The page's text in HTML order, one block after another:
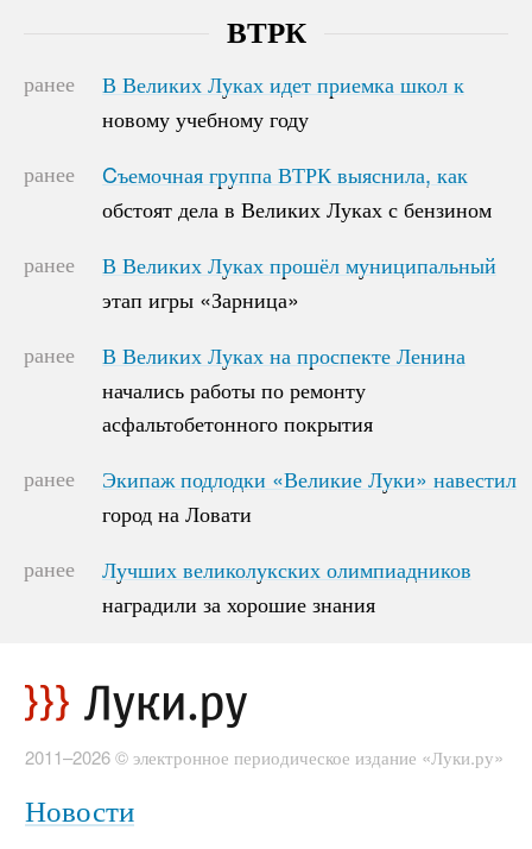
ВТРК
ранее
В Великих Луках идет приемка школ к
новому учебному году
В Великих Луках идет приемка школ к
новому учебному году
ранее
Cъемочная группа ВТРК выяснила, как
обстоят дела в Великих Луках с бензином
Cъемочная группа ВТРК выяснила, как
обстоят дела в Великих Луках с бензином
ранее
В Великих Луках прошёл муниципальный
этап игры «Зарница»
В Великих Луках прошёл муниципальный
этап игры «Зарница»
ранее
В Великих Луках на проспекте Ленина
начались работы по ремонту
асфальтобетонного покрытия
В Великих Луках на проспекте Ленина
начались работы по ремонту
асфальтобетонного покрытия
ранее
Экипаж подлодки «Великие Луки» навестил
город на Ловати
Экипаж подлодки «Великие Луки» навестил
город на Ловати
ранее
Лучших великолукских олимпиадников
наградили за хорошие знания
Лучших великолукских олимпиадников
наградили за хорошие знания
2011–2026 © электронное периодическое издание «Луки.ру»
Новости